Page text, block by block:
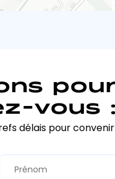
vous :
délais pour